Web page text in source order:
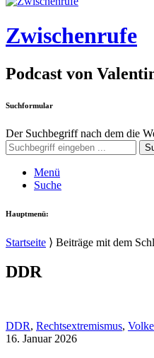
Zwischenrufe
Podcast von
Suchformular
Der Suchbegriff nach dem die
Menü
Suche
Hauptmenü:
Startseite ⟩ Beiträge mit dem
DDR
DDR, Rechtsextremismus,
16. Januar 2026